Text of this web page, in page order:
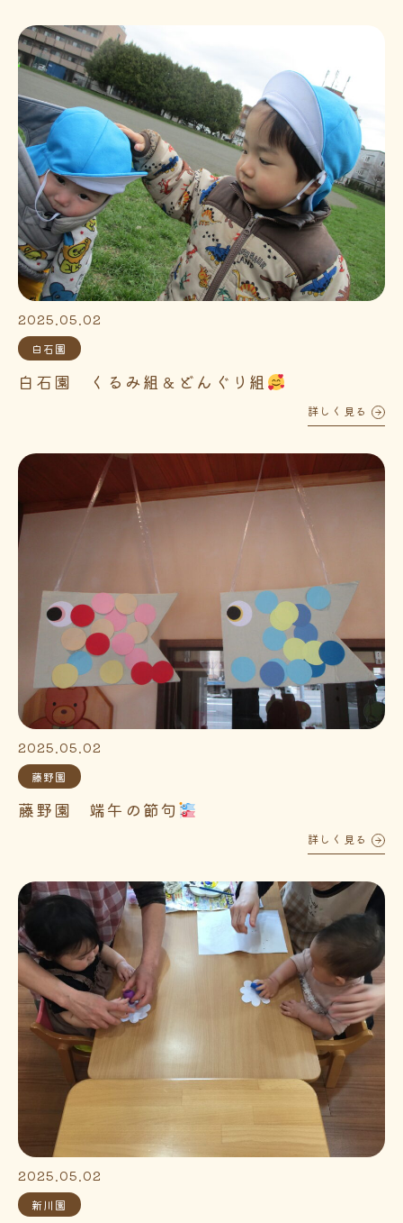
2025.05.02
白石園
白石園 くるみ組＆どんぐり組
詳しく見る
2025.05.02
藤野園
藤野園 端午の節句
詳しく見る
2025.05.02
新川園